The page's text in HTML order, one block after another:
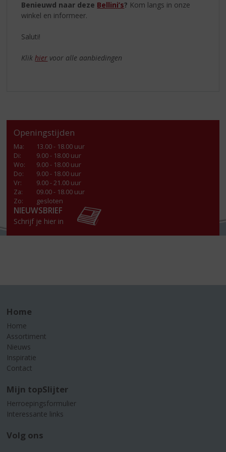
Benieuwd naar deze Bellini’s? Kom langs in onze
winkel en informeer.
Saluti!
Klikhier voor alle aanbiedingen
Openingstijden
Ma:
13.00 - 18.00 uur
Di:
9.00 - 18.00 uur
Wo:
9.00 - 18.00 uur
Do:
9.00 - 18.00 uur
Vr:
9.00 - 21.00 uur
Za:
09.00 - 18.00 uur
Zo:
gesloten
NIEUWSBRIEF
Schrijf je hier in
Home
Home
Assortiment
Nieuws
Inspiratie
Contact
Mijn topSlijter
Herroepingsformulier
Interessante links
Volg ons